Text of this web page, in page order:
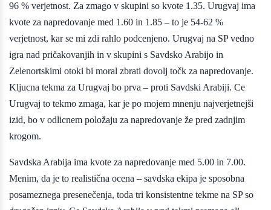
96 % verjetnost. Za zmago v skupini so kvote 1.35. Urugvaj ima
kvote za napredovanje med 1.60 in 1.85 – to je 54-62 %
verjetnost, kar se mi zdi rahlo podcenjeno. Urugvaj na SP vedno
igra nad pričakovanjih in v skupini s Savdsko Arabijo in
Zelenortskimi otoki bi moral zbrati dovolj točk za napredovanje.
Kljucna tekma za Urugvaj bo prva – proti Savdski Arabiji. Ce
Urugvaj to tekmo zmaga, kar je po mojem mnenju najverjetnejši
izid, bo v odlicnem položaju za napredovanje že pred zadnjim
krogom.
Savdska Arabija ima kvote za napredovanje med 5.00 in 7.00.
Menim, da je to realistična ocena – savdska ekipa je sposobna
posameznega presenečenja, toda tri konsistentne tekme na SP so